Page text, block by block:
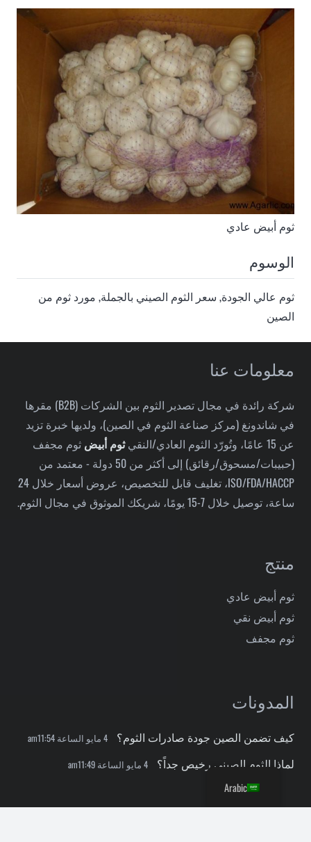
ثوم أبيض عادي
الوسوم
ثوم عالي الجودة, سعر الثوم الصيني بالجملة, مورد ثوم من
الصين
معلومات عنا
شركة رائدة في مجال تصدير الثوم بين الشركات (B2B) مقرها
في شاندونغ (مركز صناعة الثوم في الصين)، ولديها خبرة تزيد
عن 15 عامًا، وتُورّد الثوم العادي/النقي
ثوم أبيض ثوم مجفف
(حبيبات/مسحوق/رقائق) إلى أكثر من 50 دولة - معتمد من
ISO/FDA/HACCP، تغليف قابل للتخصيص، عروض أسعار خلال 24
ساعة، توصيل خلال 7-15 يومًا، شريكك الموثوق في مجال الثوم.
منتج
ثوم أبيض عادي
ثوم أبيض نقي
ثوم مجفف
المدونات
كيف تضمن الصين جودة صادرات الثوم؟ 4 مايو الساعة am11:54
لماذا الثوم الصيني رخيص جداً؟ 4 مايو الساعة am11:49
Arabic